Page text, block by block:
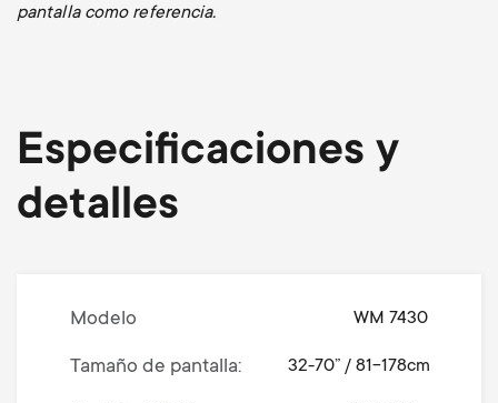
pantalla como referencia.
Especificaciones y
detalles
Modelo WM 7430
Tamaño de pantalla 32-70” / 81-178cm